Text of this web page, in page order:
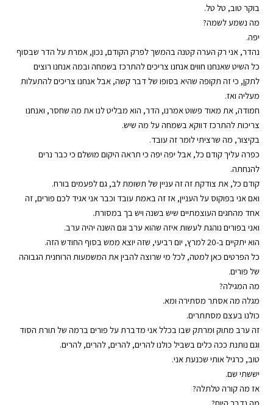
בוקר טוב, טל טל.
מה נשמע לשמה?
יפה.
נהדר, אני רק הערה קטנה בהמשך לפרק הקודם, נכון, אמרת על הדר שבסוף
כל השיט שאנחנו חווים אנחנו צריכים להתרכז בשמחה ובמה אנחנו רוצים
לתקן, כי זה תקופה שהיא בסופו של דבר קשה, אבל אנחנו צריכים להתעלות
מעליה ואז.
חמודה, את מאוד פשוט אמרנו, הדר, הוא מבליט לנו את מה שחסר, ואנחנו
צריכות להתרכז דווקא בשמחה על מה שיש.
בקיצור, מה שרציתי לומר זה עובד.
כפרה עליך קודם כל, אבל יפה יפה כי תראה היקום מושלם כי כבר נרים
להנחתה.
קודם כל, את צודקת זה זה עניין של תשומת לב, גם לפעמים בורח.
ואם אני בפוקוס על העניין, אז זה באמת עובד וכבר אני אגיד לכם פורים, זה
אחד מהחגים העוצמתיים שיש בשנה ויש בך במסורת.
ואני בפורים נוהגת לעשות איזה שהוא ערב וגם השנה יהיה ערב.
הוא יתקיים ב-20 למרץ, יום רביעי, שזה יוצא ממש בסוף החודש הזה.
כל הפרטים כאן למטה, לכל מי שרוצה להבין את המשמעות הרוחנית הגבוהה
של פורים.
מה המגילה?
מגלה מה אסתר מסתירה ומא.
כולנו בעצם מסתתרים.
זה ערב מתוק ומרתק שבו בכלל אני מדברת על פורים ברמה של תורת הסוד
וגם נותנת ככה כלים בשביל כולנו להרים, להרים, להרים, להרים.
טוב, כרגיל אותי שכנעת אני.
יששתי שם.
אז מה קורה טלתלה?